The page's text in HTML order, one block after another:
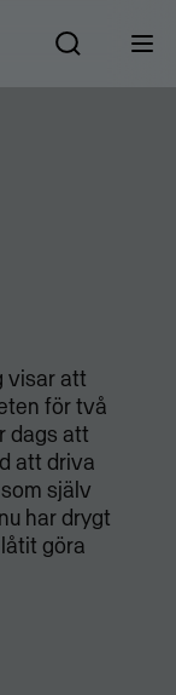
visar att
för två
dags att
att driva
själv
har drygt
göra